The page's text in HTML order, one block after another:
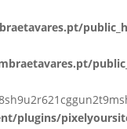
plugins/